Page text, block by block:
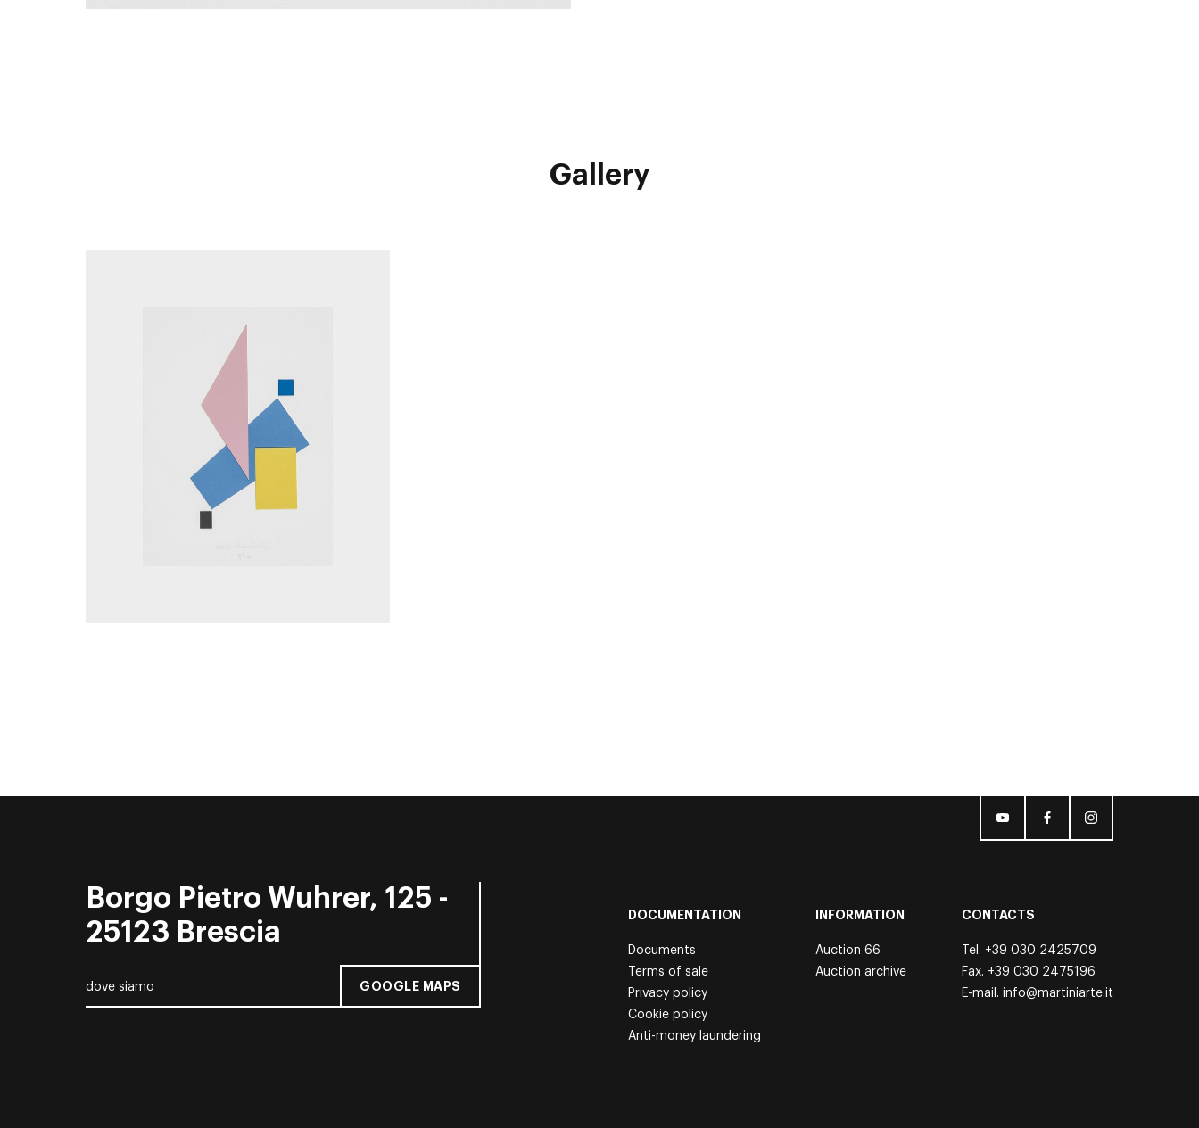
Gallery
Borgo Pietro Wuhrer, 125 -
25123 Brescia
dove siamo GOOGLE MAPS
DOCUMENTATION
Documents
Terms of sale
Privacy policy
Cookie policy
Anti-money laundering
INFORMATION
Auction 66
Auction archive
CONTACTS
Tel. +39 030 2425709
Fax. +39 030 2475196
E-mail. info@martiniarte.it